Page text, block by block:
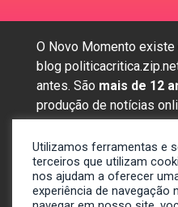
O Novo Momento
blog
antes. São mais de 12
produção de notícias
assuntos mais
Sobre nós
Anunciar
Utilizamos ferramentas e
terceiros que utilizam
nos ajudam a oferecer
experiência de navegação